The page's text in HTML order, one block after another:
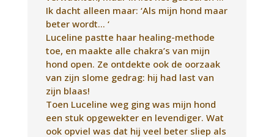
ook opviel was dat hij veel beter sliep als
daarvoor. Ik ben vervolgens naar de
dierenarts gegaan en hij had idd een
blaasontsteking. Hij heeft een bloed en
urine onderzoek gehad en antibiotica. Na
een week was hij er helemaal vanaf.
Luceline, bedankt dat je langsgekomen
bent, je healing methode heeft zeker ook
meegeholpen aan het herstel van mijn
hond. Super bedankt!